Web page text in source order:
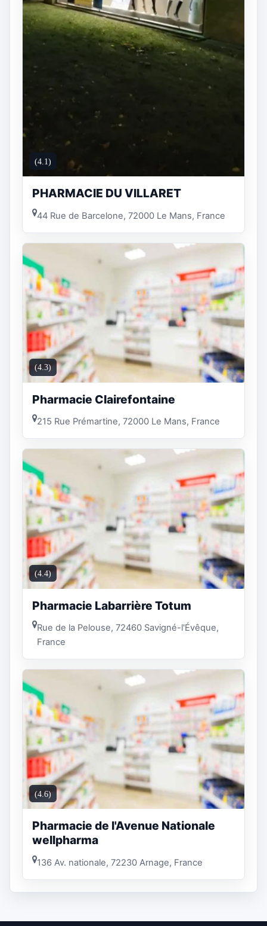
(4.1)
PHARMACIE DU VILLARET
44 Rue de Barcelone, 72000 Le Mans, France
(4.3)
Pharmacie Clairefontaine
215 Rue Prémartine, 72000 Le Mans, France
(4.4)
Pharmacie Labarrière Totum
Rue de la Pelouse, 72460 Savigné-l'Évêque,
France
(4.6)
Pharmacie de l'Avenue Nationale
wellpharma
136 Av. nationale, 72230 Arnage, France